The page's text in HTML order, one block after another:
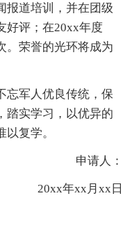
报道培训，并在团级
好评；在20xx年度
。荣誉的光环将成为
军人优良传统，保
踏实学习，以优异的
复学。
申请人：
20xx年xx月xx日